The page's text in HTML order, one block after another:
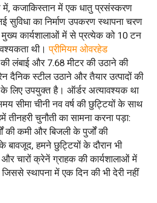
हुए तत्काल ओवरहेड क्रेन उत्पादन
घटकों की व्यापक कमी, क्योंकि
ने सामूहिक रूप से परिचालन रोक
की गुंजाइश के बिना सख्त डिलीवरी
डिलीवरी के लिए एजाइल लोगो पेंटिंग
चीन-कजाकिस्तान सीमा पार
क्रेन की डिलीवरी।
कजाकिस्तान में एक धातु प्रसंस्करण
सुविधा का निर्माण उपकरण स्थापना चरण
कार्यशालाओं में से प्रत्येक को 10 टन
थी।प्रीमियम ओवरहेड
लंबाई और 7.68 मीटर की उठाने की
दैनिक स्टील उठाने और तैयार उत्पादों की
लिए उपयुक्त है। ऑर्डर अत्यावश्यक था
सीमा चीनी नव वर्ष की छुट्टियों के साथ
तीनहरी चुनौती का सामना करना पड़ा:
की कमी और बिजली के पुर्जों की
हमने छुट्टियों के दौरान भी
और चारों क्रेनें ग्राहक की कार्यशालाओं में
स्थापना में एक दिन की भी देरी नहीं